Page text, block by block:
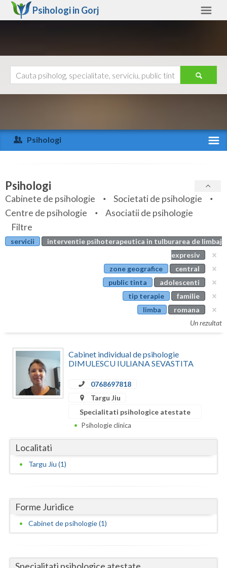
Psihologi in Gorj
Arad
Arges
Bihor
Bistrita-Nasaud
Botosani
Calarasi
Constanta
Dolj
Galati
Gorj
Hunedoara
Ajutor
Psihologi
Specialitati
Servicii
Articole
Evenimente
Psihologi
Cabinete de psihologie
Societati de psihologie
Centre de psihologie
Asociatii de psihologie
Filtre
servicii
interventie psihoterapeutica in tulburarea de limbaj
expresiv
zone geografice
central
public tinta
adolescenti
tip terapie
familie
limba
romana
Un rezultat
Cabinet individual de psihologie
DIMULESCU IULIANA SEVASTITA
0768697818
Targu Jiu
Specialitati psihologice atestate
Psihologie clinica
Localitati
Targu Jiu (1)
Forme Juridice
Cabinet de psihologie (1)